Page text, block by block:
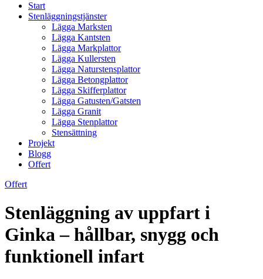
Start
Stenläggningstjänster
Lägga Marksten
Lägga Kantsten
Lägga Markplattor
Lägga Kullersten
Lägga Naturstensplattor
Lägga Betongplattor
Lägga Skifferplattor
Lägga Gatusten/Gatsten
Lägga Granit
Lägga Stenplattor
Stensättning
Projekt
Blogg
Offert
Offert
Stenläggning av uppfart i
Ginka – hållbar, snygg och
funktionell infart